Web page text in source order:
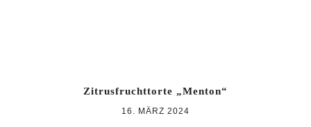
Zitrusfruchttorte „Menton“
16. MÄRZ 2024